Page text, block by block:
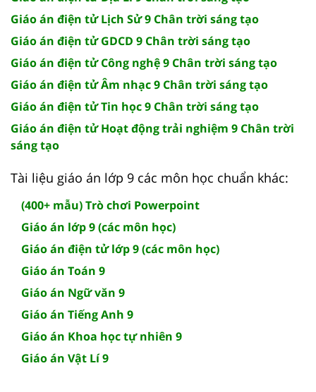
Giáo án điện tử Lịch Sử 9 Chân trời sáng tạo
Giáo án điện tử GDCD 9 Chân trời sáng tạo
Giáo án điện tử Công nghệ 9 Chân trời sáng tạo
Giáo án điện tử Âm nhạc 9 Chân trời sáng tạo
Giáo án điện tử Tin học 9 Chân trời sáng tạo
Giáo án điện tử Hoạt động trải nghiệm 9 Chân trời
sáng tạo
Tài liệu giáo án lớp 9 các môn học chuẩn khác:
(400+ mẫu) Trò chơi Powerpoint
Giáo án lớp 9 (các môn học)
Giáo án điện tử lớp 9 (các môn học)
Giáo án Toán 9
Giáo án Ngữ văn 9
Giáo án Tiếng Anh 9
Giáo án Khoa học tự nhiên 9
Giáo án Vật Lí 9